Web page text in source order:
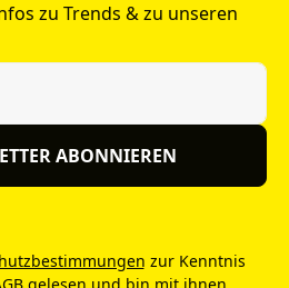
zu Trends & zu unseren
ABONNIEREN
zur Kenntnis
gelesen und bin mit ihnen